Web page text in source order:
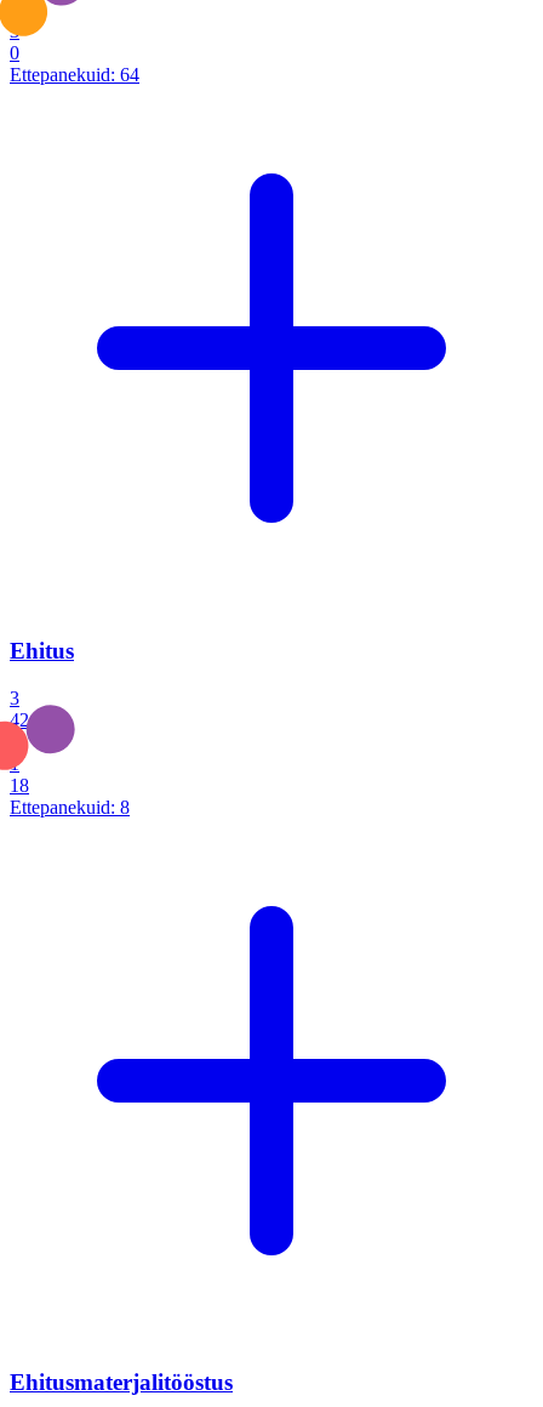
3
0
Ettepanekuid: 64
Ehitus
3
42
1
18
Ettepanekuid: 8
Ehitusmaterjalitööstus